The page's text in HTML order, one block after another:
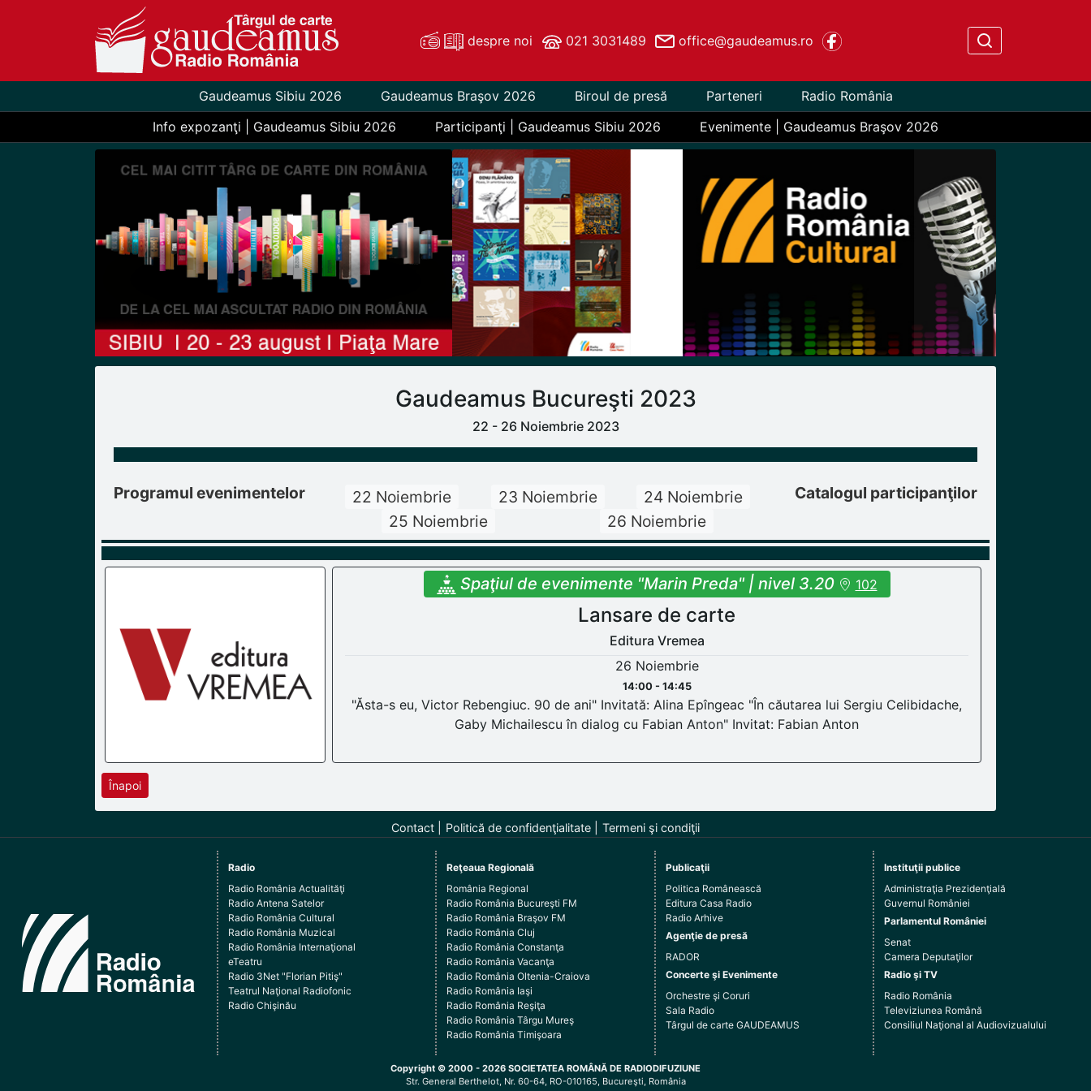
despre noi 021 3031489 office@gaudeamus.ro
Gaudeamus Sibiu 2026 Gaudeamus Braşov 2026 Biroul de presă Parteneri
Radio România
Info expozanţi | Gaudeamus Sibiu 2026
Participanţi | Gaudeamus Sibiu 2026 Evenimente | Gaudeamus Braşov 2026
Previous Next
Gaudeamus Bucureşti 2023
22 - 26 Noiembrie 2023
Programul evenimentelor 22 Noiembrie 23 Noiembrie
24 Noiembrie
25 Noiembrie
26 Noiembrie
Catalogul participanţilor
Spaţiul de evenimente "Marin Preda" | nivel 3.20 102
Lansare de carte
Editura Vremea
26 Noiembrie
14:00 - 14:45
"Ăsta-s eu, Victor Rebengiuc. 90 de ani" Invitată: Alina Epîngeac "În căutarea lui Sergiu Celibidache,
Gaby Michailescu în dialog cu Fabian Anton" Invitat: Fabian Anton
Înapoi
Contact Politică de confidenţialitate Termeni şi condiţii
Radio
Radio România Actualităţi
Radio Antena Satelor
Radio România Cultural
Radio România Muzical
Radio România Internaţional
eTeatru
Radio 3Net "Florian Pitiş"
Teatrul Naţional Radiofonic
Radio Chişinău
Reţeaua Regională
România Regional
Radio România Bucureşti FM
Radio România Braşov FM
Radio România Cluj
Radio România Constanţa
Radio România Vacanţa
Radio România Oltenia-Craiova
Radio România Iaşi
Radio România Reşiţa
Radio România Târgu Mureş
Radio România Timişoara
Publicaţii
Politica Românească
Editura Casa Radio
Radio Arhive
Agenţie de presă
RADOR
Concerte şi Evenimente
Orchestre şi Coruri
Sala Radio
Târgul de carte GAUDEAMUS
Instituţii publice
Administraţia Prezidenţială
Guvernul României
Parlamentul României
Senat
Camera Deputaţilor
Radio şi TV
Radio România
Televiziunea Română
Consiliul Naţional al Audiovizualului
Copyright © 2000 - 2026 SOCIETATEA ROMÂNĂ DE RADIODIFUZIUNE
Str. General Berthelot, Nr. 60-64, RO-010165, Bucureşti, România